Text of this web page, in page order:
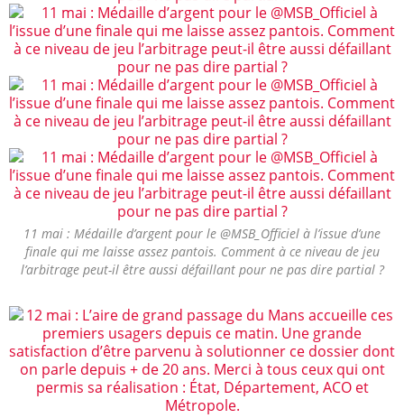
11 mai : Médaille d’argent pour le @MSB_Officiel à l’issue d’une
finale qui me laisse assez pantois. Comment à ce niveau de jeu
l’arbitrage peut-il être aussi défaillant pour ne pas dire partial ?